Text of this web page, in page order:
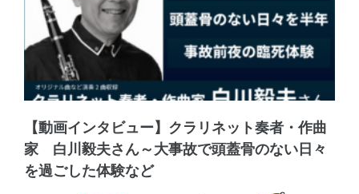
【動画インタビュー】クラリネット奏者・作曲
家 白川毅夫さん～大事故で頭蓋骨のない日々
を過ごした体験など